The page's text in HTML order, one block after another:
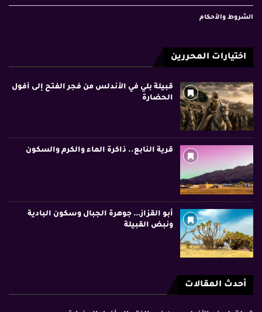
الشروط والأحكام
اختيارات المحررين
قبيلة بلي في الأندلس من فجر الفتح إلى أفول
الحضارة
قرية النابع.. ذاكرة الماء والكرم والسكون
أبو القزاز… جوهرة الجبال وسكون البادية
ونبض القبيلة
أحدث المقالات